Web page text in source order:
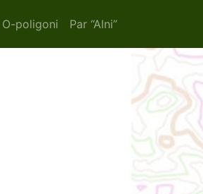
O-poligoni Par “Alni”